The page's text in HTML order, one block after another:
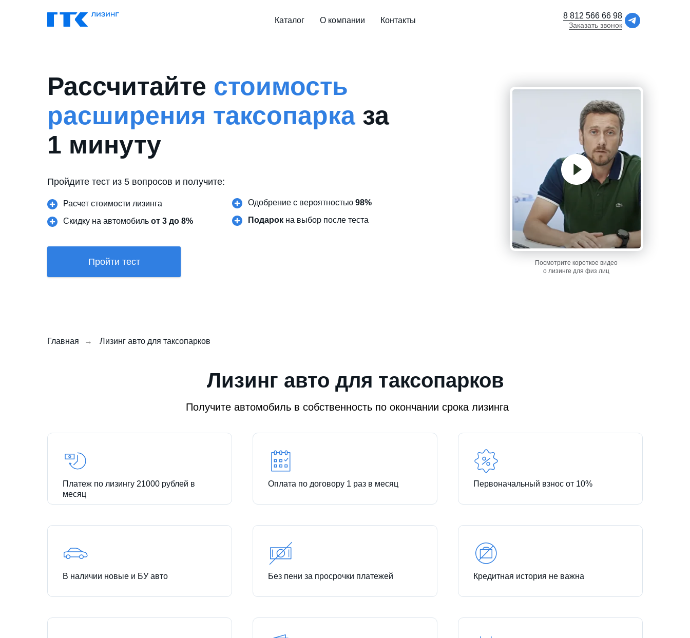
Каталог О компании Контакты
8 812 566 66 98
Заказать звонок
Рассчитайте стоимость
расширения таксопарказа
1 минуту
Пройдите тест из 5 вопросов и получите:
Расчет стоимости лизинга
Скидку на автомобиль от 3 до 8%
Одобрение с вероятностью 98%
Подарок на выбор после теста
Пройти тест
Посмотрите короткое видео
о лизинге для физ лиц
Главная → Лизинг авто для таксопарков
Лизинг авто для таксопарков
Получите автомобиль в собственность по окончании срока лизинга
Платеж по лизингу 21000 рублей в
месяц
Оплата по договору 1 раз в месяц Первоначальный взнос от 10%
В наличии новые и БУ авто Без пени за просрочки платежей Кредитная история не важна